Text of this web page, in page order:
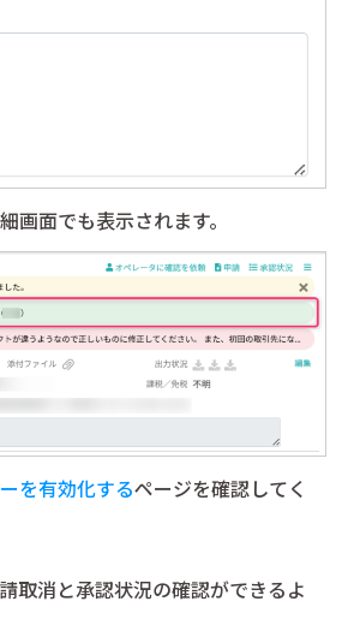
画面でも表示されます。
を有効化するページを確認してく
取消と承認状況の確認ができるよ